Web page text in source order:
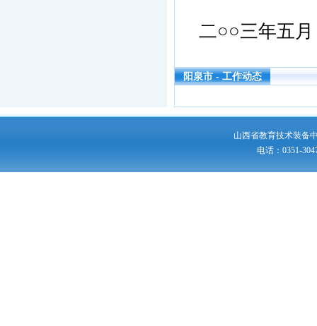
二○○三年五月
阳泉市 - 工作动态
山西省教育技术装备
电话：0351-